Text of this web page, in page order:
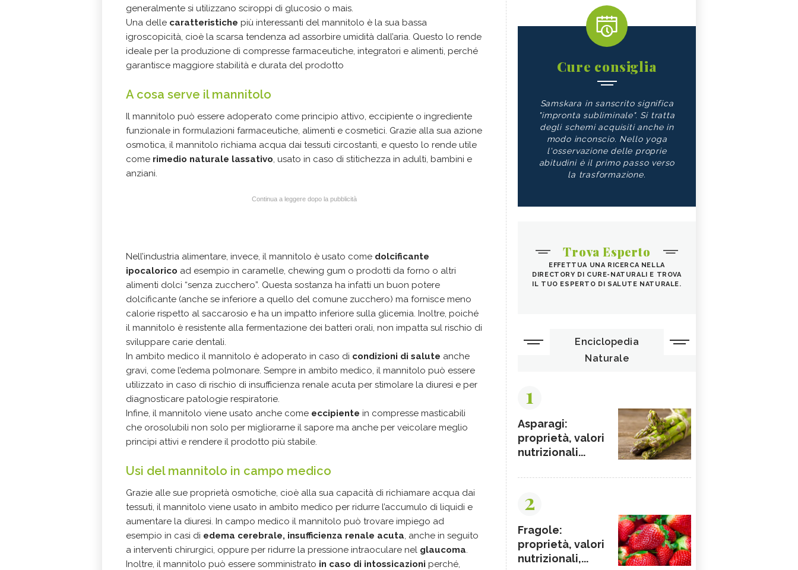
generalmente si utilizzano sciroppi di glucosio o mais.
Una delle caratteristiche più interessanti del mannitolo è la sua bassa
igroscopicità, cioè la scarsa tendenza ad assorbire umidità dall’aria. Questo lo rende
ideale per la produzione di compresse farmaceutiche, integratori e alimenti, perché
garantisce maggiore stabilità e durata del prodotto
A cosa serve il mannitolo
Il mannitolo può essere adoperato come principio attivo, eccipiente o ingrediente
funzionale in formulazioni farmaceutiche, alimenti e cosmetici. Grazie alla sua azione
osmotica, il mannitolo richiama acqua dai tessuti circostanti, e questo lo rende utile
come rimedio naturale lassativo, usato in caso di stitichezza in adulti, bambini e
anziani.
Continua a leggere dopo la pubblicità
Nell’industria alimentare, invece, il mannitolo è usato come dolcificante
ipocalorico ad esempio in caramelle, chewing gum o prodotti da forno o altri
alimenti dolci “senza zucchero”. Questa sostanza ha infatti un buon potere
dolcificante (anche se inferiore a quello del comune zucchero) ma fornisce meno
calorie rispetto al saccarosio e ha un impatto inferiore sulla glicemia. Inoltre, poiché
il mannitolo è resistente alla fermentazione dei batteri orali, non impatta sul rischio di
sviluppare carie dentali.
In ambito medico il mannitolo è adoperato in caso di condizioni di salute anche
gravi, come l’edema polmonare. Sempre in ambito medico, il mannitolo può essere
utilizzato in caso di rischio di insufficienza renale acuta per stimolare la diuresi e per
diagnosticare patologie respiratorie.
Infine, il mannitolo viene usato anche come eccipiente in compresse masticabili
che orosolubili non solo per migliorarne il sapore ma anche per veicolare meglio
principi attivi e rendere il prodotto più stabile.
Usi del mannitolo in campo medico
Grazie alle sue proprietà osmotiche, cioè alla sua capacità di richiamare acqua dai
tessuti, il mannitolo viene usato in ambito medico per ridurre l’accumulo di liquidi e
aumentare la diuresi. In campo medico il mannitolo può trovare impiego ad
esempio in casi di edema cerebrale, insufficienza renale acuta, anche in seguito
a interventi chirurgici, oppure per ridurre la pressione intraoculare nel glaucoma.
Inoltre, il mannitolo può essere somministrato in caso di intossicazioni perché,
Cure consiglia
Samskara in sanscrito significa
"impronta subliminale". Si tratta
degli schemi acquisiti anche in
modo inconscio. Nello yoga
l'osservazione delle proprie
abitudini è il primo passo verso
la trasformazione.
Trova Esperto
EFFETTUA UNA RICERCA NELLA
DIRECTORY DI CURE-NATURALI E TROVA
IL TUO ESPERTO DI SALUTE NATURALE.
Enciclopedia
Naturale
1
Asparagi:
proprietà, valori
nutrizionali...
2
Fragole:
proprietà, valori
nutrizionali,...